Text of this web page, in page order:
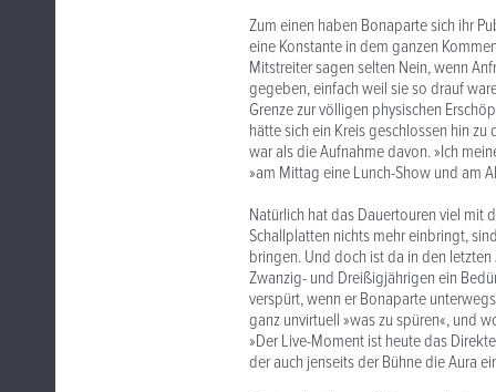
Zum einen haben Bonaparte sich ihr
eine Konstante in dem ganzen
Mitstreiter sagen selten Nein, wenn
gegeben, einfach weil sie so drauf
Grenze zur völligen physischen
hätte sich ein Kreis geschlossen hin
war als die Aufnahme davon. »Ich
»am Mittag eine Lunch-Show und am
Natürlich hat das Dauertouren viel mit
Schallplatten nichts mehr einbringt,
bringen. Und doch ist da in den
Zwanzig- und Dreißigjährigen ein
verspürt, wenn er Bonaparte
ganz unvirtuell »was zu spüren«, und
»Der Live-Moment ist heute das
der auch jenseits der Bühne die Aura